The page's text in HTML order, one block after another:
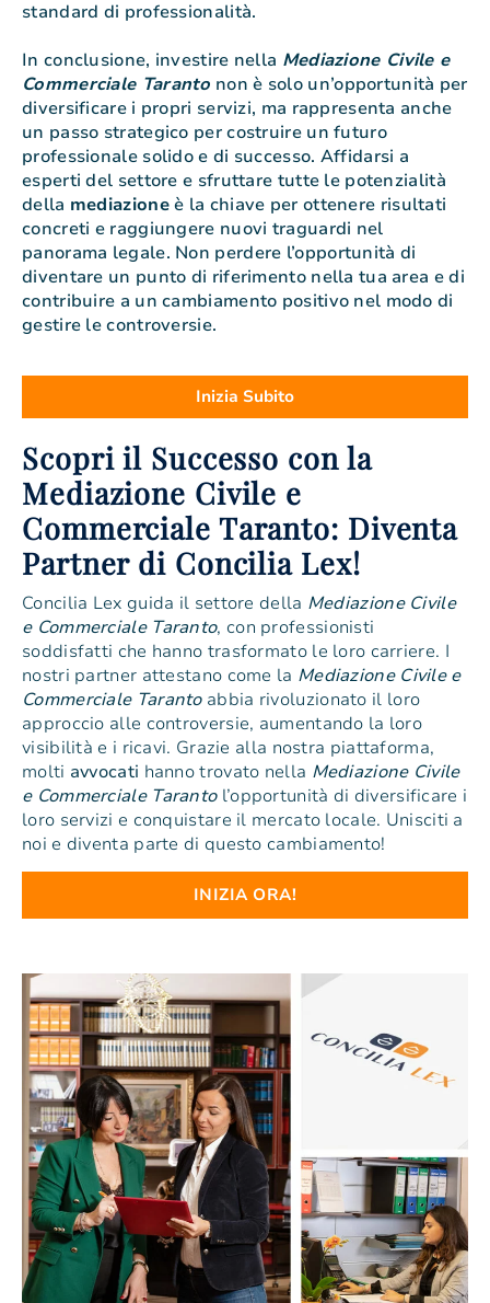
standard di professionalità.
In conclusione, investire nella Mediazione Civile e
Commerciale Taranto non è solo un’opportunità per
diversificare i propri servizi, ma rappresenta anche
un passo strategico per costruire un futuro
professionale solido e di successo. Affidarsi a
esperti del settore e sfruttare tutte le potenzialità
della mediazioneè la chiave per ottenere risultati
concreti e raggiungere nuovi traguardi nel
panorama legale. Non perdere l’opportunità di
diventare un punto di riferimento nella tua area e di
contribuire a un cambiamento positivo nel modo di
gestire le controversie.
Inizia Subito
Scopri il Successo con la
Mediazione Civile e
Commerciale Taranto: Diventa
Partner di Concilia Lex!
Concilia Lex guida il settore della Mediazione Civile
e Commerciale Taranto, con professionisti
soddisfatti che hanno trasformato le loro carriere. I
nostri partner attestano come la Mediazione Civile e
Commerciale Tarantoabbia rivoluzionato il loro
approccio alle controversie, aumentando la loro
visibilità e i ricavi. Grazie alla nostra piattaforma,
molti avvocati hanno trovato nella Mediazione Civile
e Commerciale Tarantol’opportunità di diversificare i
loro servizi e conquistare il mercato locale. Unisciti a
noi e diventa parte di questo cambiamento!
INIZIA ORA!